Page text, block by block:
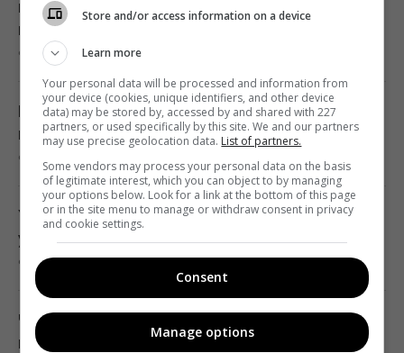
17:31 неділя, 09 серпня 2026
Чи справді салат корисніший за
бутерброд: експерти дали несподівану
відповідь
17:29 неділя, 09 серпня 2026
У 1946 році люди послали сигнал на Місяць:
відповідь прийшла через 2,5 секунди
17:28 неділя, 09 серпня 2026
10 серпня: церковне свято сьогодні, чому
цього дня треба погладити чорного кота
17:10 неділя, 09 серпня 2026
китайського зодіаку чекає неймовірно
вдалий тиждень
9 серпня 2026, 18:34
Без хімії та липких стрічок: простий
кухонний лайфхак, який вижене мух із дому
9 серпня 2026, 18:33
Українців закликали кидати кульки з фольги
у пральну машину - навіщо так робити
9 серпня 2026, 18:24
Чи потрібно промивати макарони після
варіння: помилка більшості кулінарів
Store and/or access information on a device
Learn more
Your personal data will be processed and information from
your device (cookies, unique identifiers, and other device
data) may be stored by, accessed by and shared with 227
partners, or used specifically by this site. We and our partners
may use precise geolocation data. List of partners.
Some vendors may process your personal data on the basis
of legitimate interest, which you can object to by managing
your options below. Look for a link at the bottom of this page
or in the site menu to manage or withdraw consent in privacy
and cookie settings.
Consent
Manage options